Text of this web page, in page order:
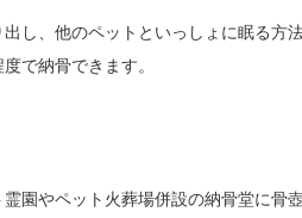
し、他のペットといっしょに眠る方法
で納骨できます。
園やペット火葬場併設の納骨堂に骨